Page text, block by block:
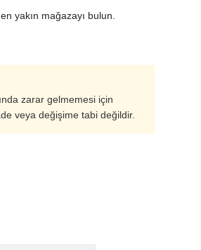
yakın mağazayı bulun.
zarar gelmemesi için
veya değişime tabi değildir.